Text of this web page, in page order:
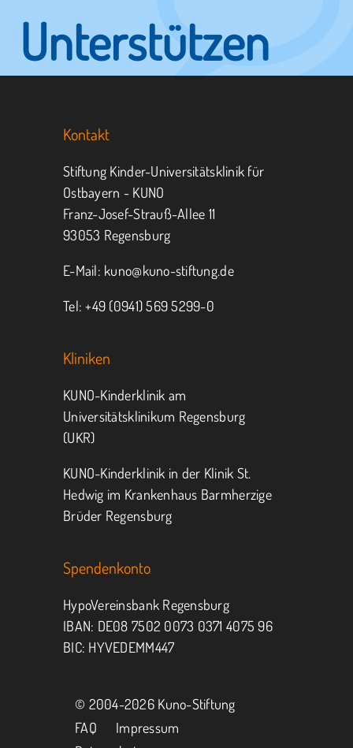
Unterstützen
Sie KUNO.
Jeder kann helfen.
MITMACHEN SPENDEN
Kontakt
Stiftung Kinder-Universitätsklinik für
Ostbayern - KUNO
Franz-Josef-Strauß-Allee 11
93053 Regensburg
E-Mail: kuno@kuno-stiftung.de
Tel: +49 (0941) 569 5299-0
Kliniken
KUNO-Kinderklinik am
Universitätsklinikum Regensburg
(UKR)
KUNO-Kinderklinik in der Klinik St.
Hedwig im Krankenhaus Barmherzige
Brüder Regensburg
Spendenkonto
HypoVereinsbank Regensburg
IBAN: DE08 7502 0073 0371 4075 96
BIC: HYVEDEMM447
© 2004-2026 Kuno-Stiftung
FAQ
Impressum